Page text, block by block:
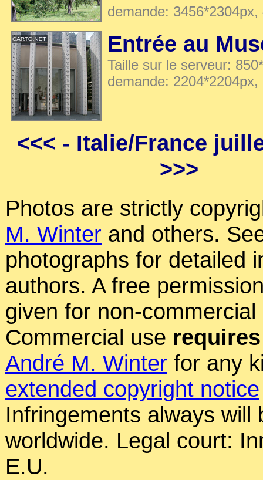
demande:
Entrée au
Taille sur le serveur:
demande:
<<< - Italie/France
>>>
Photos are strictly
M. Winter and others.
photographs for detailed
authors. A free
given for non-
Commercial use requires
André M. Winter for any
extended copyright notice
Infringements always will
worldwide. Legal court:
E.U.